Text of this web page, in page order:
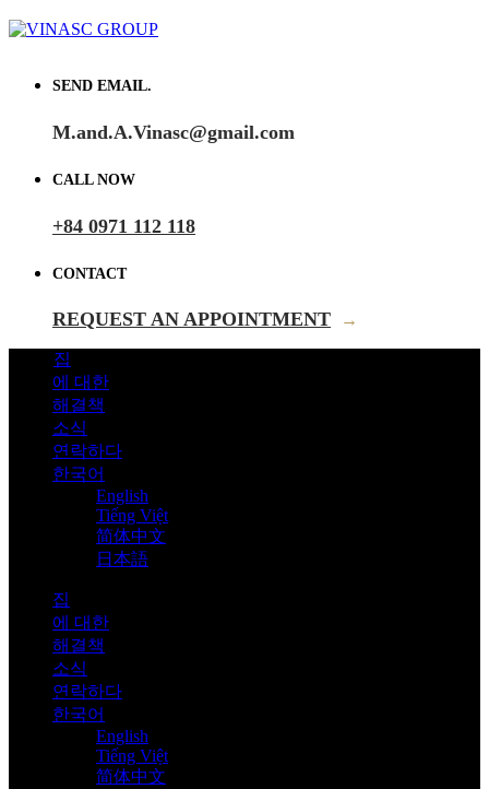
SEND EMAIL.
M.and.A.Vinasc@gmail.com
CALL NOW
+84 0971 112 118
CONTACT
REQUEST AN APPOINTMENT →
집
에 대한
해결책
소식
연락하다
한국어
English
Tiếng Việt
简体中文
日本語
집
에 대한
해결책
소식
연락하다
한국어
English
Tiếng Việt
简体中文